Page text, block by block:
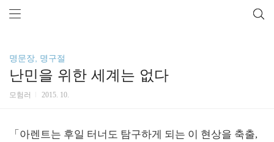
명문장, 명구절
난민을 위한 세계는 없다
모험러 2015. 10.
「아렌트는 후일 터너도 탐구하게 되는 이 현상을 축출,